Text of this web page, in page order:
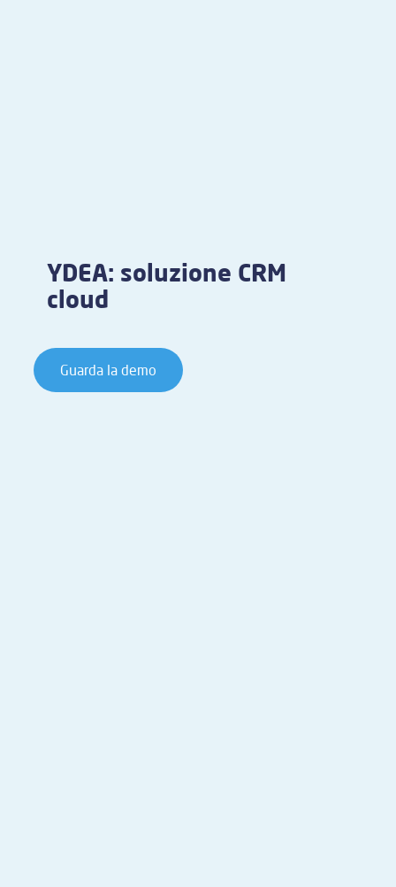
YDEA: soluzione CRM
cloud
Guarda la demo